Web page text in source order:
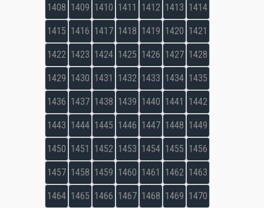
1408 1409 1410 1411 1412 1413 1414
1415 1416 1417 1418 1419 1420 1421
1422 1423 1424 1425 1426 1427 1428
1429 1430 1431 1432 1433 1434 1435
1436 1437 1438 1439 1440 1441 1442
1443 1444 1445 1446 1447 1448 1449
1450 1451 1452 1453 1454 1455 1456
1457 1458 1459 1460 1461 1462 1463
1464 1465 1466 1467 1468 1469 1470